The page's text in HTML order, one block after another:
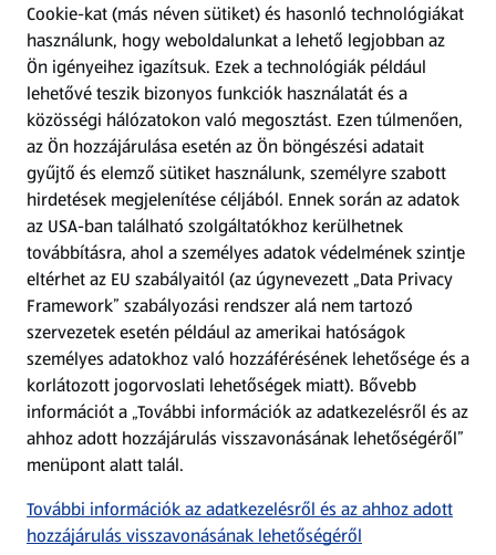
Kérdőív
Fizetési lehetőségek
ALDI utalványok
Árcsökkentés
Adattörlő alkalmazás
Szervizpont
(új oldalon nyílik meg)
Fedezz fel minket az interneten!
Töltsd le az ALDI Magyarország applikációt!
Cookie-kat (más néven sütiket) és hasonló technológiákat
használunk, hogy weboldalunkat a lehető legjobban az
Ön igényeihez igazítsuk. Ezek a technológiák például
lehetővé teszik bizonyos funkciók használatát és a
közösségi hálózatokon való megosztást. Ezen túlmenően,
az Ön hozzájárulása esetén az Ön böngészési adatait
gyűjtő és elemző sütiket használunk, személyre szabott
hirdetések megjelenítése céljából. Ennek során az adatok
az USA-ban található szolgáltatókhoz kerülhetnek
továbbításra, ahol a személyes adatok védelmének szintje
eltérhet az EU szabályaitól (az úgynevezett „Data Privacy
Framework” szabályozási rendszer alá nem tartozó
szervezetek esetén például az amerikai hatóságok
személyes adatokhoz való hozzáférésének lehetősége és a
korlátozott jogorvoslati lehetőségek miatt). Bővebb
információt a „További információk az adatkezelésről és az
ahhoz adott hozzájárulás visszavonásának lehetőségéről”
menüpont alatt talál.
További információk az adatkezelésről és az ahhoz adott
hozzájárulás visszavonásának lehetőségéről